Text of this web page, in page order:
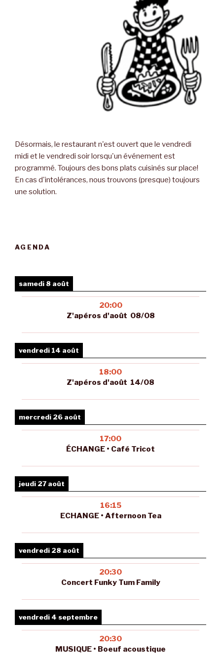
Désormais, le restaurant n'est ouvert que le vendredi
midi et le vendredi soir lorsqu'un événement est
programmé. Toujours des bons plats cuisinés sur place!
En cas d'intolérances, nous trouvons (presque) toujours
une solution.
AGENDA
samedi 8 août
20:00
Z'apéros d'août 08/08
vendredi 14 août
18:00
Z'apéros d'août 14/08
mercredi 26 août
17:00
ÉCHANGE • Café Tricot
jeudi 27 août
16:15
ECHANGE • Afternoon Tea
vendredi 28 août
20:30
Concert Funky Tum Family
vendredi 4 septembre
20:30
MUSIQUE • Boeuf acoustique